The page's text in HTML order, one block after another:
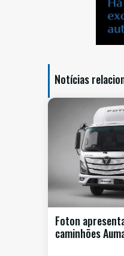
Notícias
Foton
caminhões